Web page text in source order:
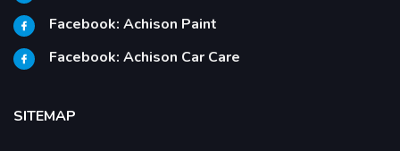
Facebook: Achison Paint
Facebook: Achison Car Care
SITEMAP